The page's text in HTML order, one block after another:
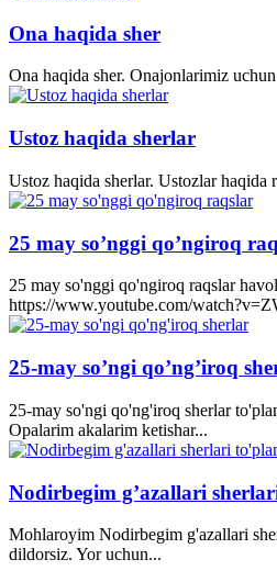
Ona haqida sher
Ona haqida sher. Onajonlarimiz
Ustoz haqida sherlar
Ustoz haqida sherlar. Ustozlar
25 may so’nggi qo’ngiroq
25 may so'nggi qo'ngiroq raqslar
https://www.youtube.com/
25-may so’ngi qo’ng’iroq
25-may so'ngi qo'ng'iroq sherlar
Opalarim akalarim ketishar...
Nodirbegim g’azallari
Mohlaroyim Nodirbegim g'azallari
dildorsiz. Yor uchun...